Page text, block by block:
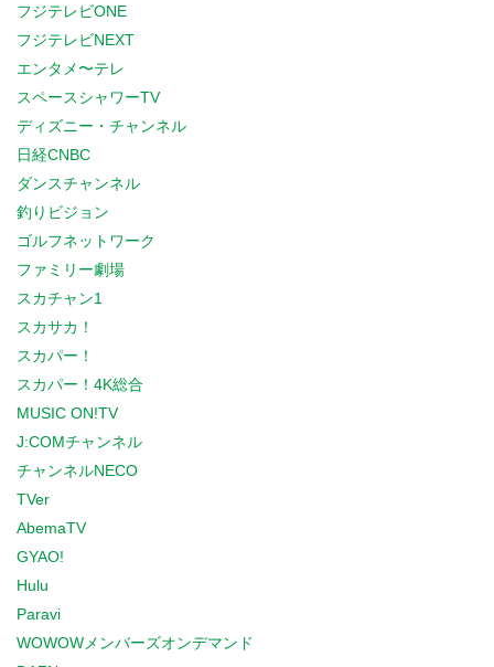
フジテレビONE
フジテレビNEXT
エンタメ〜テレ
スペースシャワーTV
ディズニー・チャンネル
日経CNBC
ダンスチャンネル
釣りビジョン
ゴルフネットワーク
ファミリー劇場
スカチャン1
スカサカ！
スカパー！
スカパー！4K総合
MUSIC ON!TV
J:COMチャンネル
チャンネルNECO
TVer
AbemaTV
GYAO!
Hulu
Paravi
WOWOWメンバーズオンデマンド